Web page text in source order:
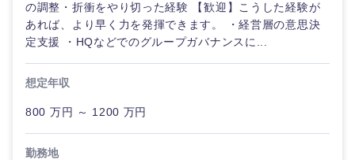
の調整・折衝をやり切った経験 【歓迎】こうした経験が
あれば、より早く力を発揮できます。 ・経営層の意思決
定支援 ・HQなどでのグループガバナンスに...
想定年収
800 万円 ～ 1200 万円
勤務地